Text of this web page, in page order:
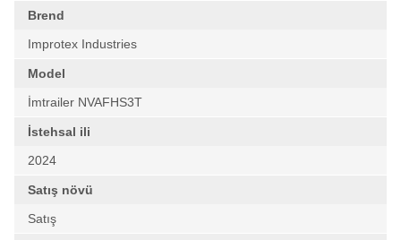
Brend
Improtex Industries
Model
İmtrailer NVAFHS3T
İstehsal ili
2024
Satış növü
Satış